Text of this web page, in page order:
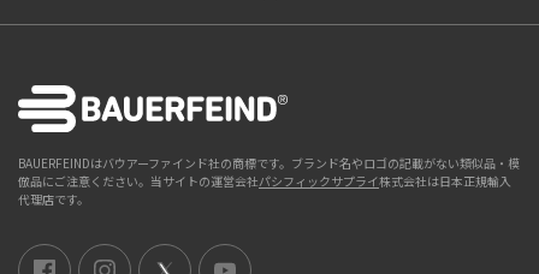
BAUERFEINDはバウアーファインド社の商標です。ブランド名やロゴの記載がない類似品・模
倣品にご注意ください。当サイトの運営会社パシフィックサプライ株式会社は日本正規輸入
代理店です。